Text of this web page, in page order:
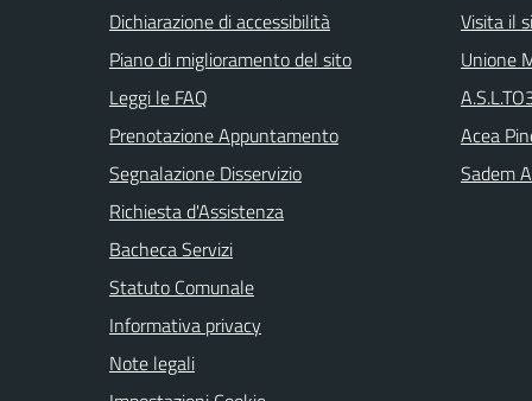
Dichiarazione di accessibilità
Piano di miglioramento del sito
Leggi le FAQ
Prenotazione Appuntamento
Segnalazione Disservizio
Richiesta d'Assistenza
Bacheca Servizi
Statuto Comunale
Informativa privacy
Note legali
Visita il
Unione
Acea
Sadem